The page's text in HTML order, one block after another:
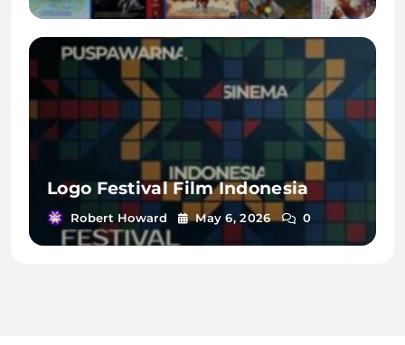
Logo Festival Film Indonesia
Robert Howard May 6, 2026 0